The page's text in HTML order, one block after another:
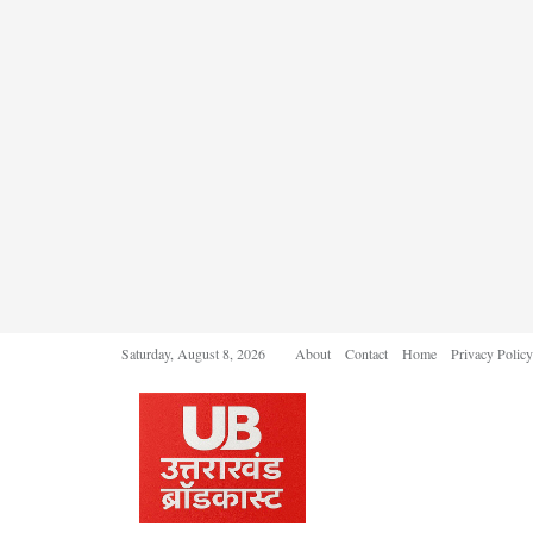
Saturday, August 8, 2026 About Contact Home Privacy Policy